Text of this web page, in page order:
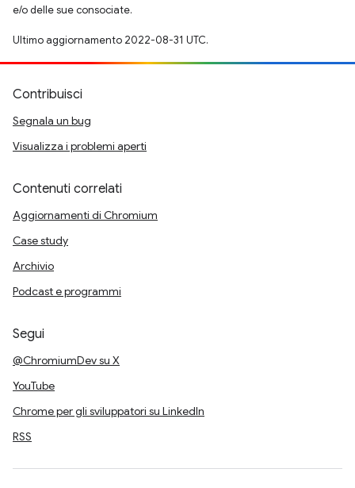
e/o delle sue consociate.
Ultimo aggiornamento 2022-08-31 UTC.
Contribuisci
Segnala un bug
Visualizza i problemi aperti
Contenuti correlati
Aggiornamenti di Chromium
Case study
Archivio
Podcast e programmi
Segui
@ChromiumDev su X
YouTube
Chrome per gli sviluppatori su LinkedIn
RSS